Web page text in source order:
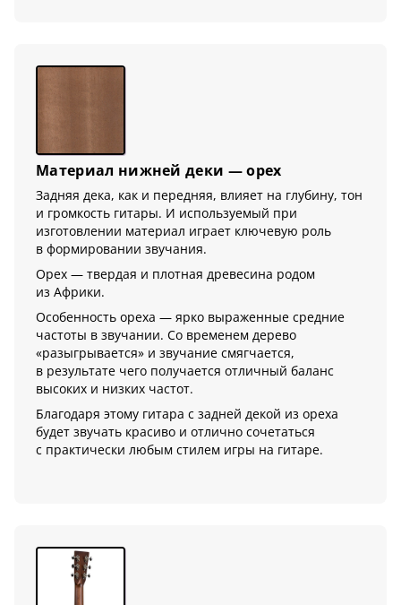
Материал нижней деки — орех
Задняя дека, как и передняя, влияет на глубину, тон
и громкость гитары. И используемый при
изготовлении материал играет ключевую роль
в формировании звучания.
Орех — твердая и плотная древесина родом
из Африки.
Особенность ореха — ярко выраженные средние
частоты в звучании. Со временем дерево
«разыгрывается» и звучание смягчается,
в результате чего получается отличный баланс
высоких и низких частот.
Благодаря этому гитара с задней декой из ореха
будет звучать красиво и отлично сочетаться
с практически любым стилем игры на гитаре.